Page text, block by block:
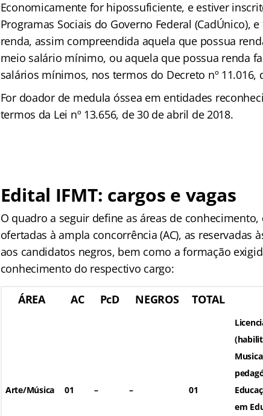
Economicamente for hipossuficiente, e estiver
Programas Sociais do Governo Federal (CadÚnico),
renda, assim compreendida aquela que possua
meio salário mínimo, ou aquela que possua renda
salários mínimos, nos termos do Decreto nº 11.016,
For doador de medula óssea em entidades
termos da Lei nº 13.656, de 30 de abril de 2018.
Edital IFMT: cargos e vagas
O quadro a seguir define as áreas de
ofertadas à ampla concorrência (AC), as reservadas
aos candidatos negros, bem como a formação
conhecimento do respectivo cargo:
ÁREA AC PcD NEGROS TOTAL
Arte/Música 01 – – 01
em